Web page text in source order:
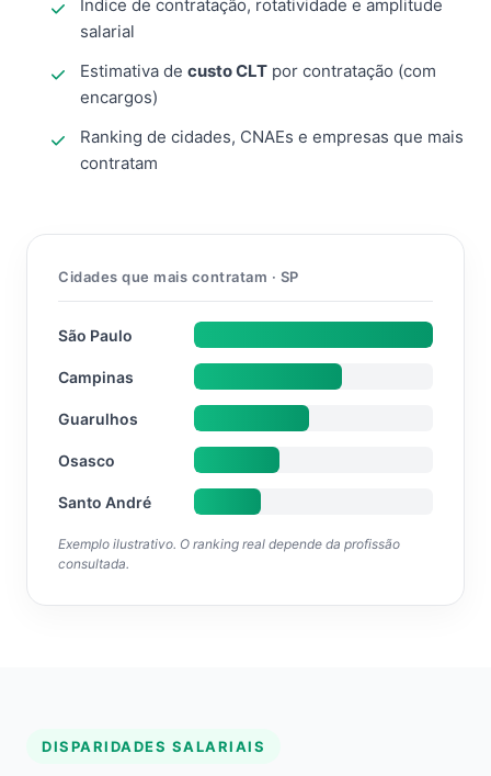
Índice de contratação, rotatividade e amplitude
salarial
Estimativa de custo CLT por contratação (com
encargos)
Ranking de cidades, CNAEs e empresas que mais
contratam
Cidades que mais contratam · SP
São Paulo
Campinas
Guarulhos
Osasco
Santo André
Exemplo ilustrativo. O ranking real depende da profissão
consultada.
DISPARIDADES SALARIAIS